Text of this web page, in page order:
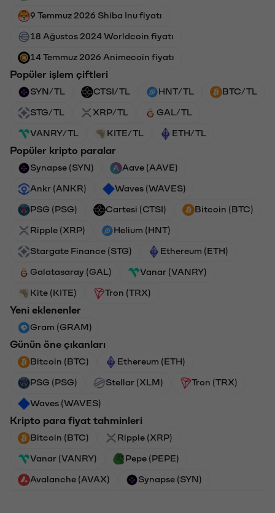
9 Temmuz 2026 Shiba Inu fiyatı
18 Ağustos 2024 Worldcoin fiyatı
14 Temmuz 2026 Animecoin fiyatı
Popüler işlem çiftleri
SYN/TL CTSI/TL HNT/TL BTC/TL
STG/TL XRP/TL GAL/TL
VANRY/TL KITE/TL ETH/TL
Popüler kripto paralar
Synapse (SYN) Aave (AAVE)
Ankr (ANKR) Waves (WAVES)
PSG (PSG) Cartesi (CTSI) Bitcoin (BTC)
Ripple (XRP) Helium (HNT)
Stargate Finance (STG) Ethereum (ETH)
Galatasaray (GAL) Vanar (VANRY)
Kite (KITE) Tron (TRX)
Yeni eklenenler
Gram (GRAM)
Günün öne çıkanları
Bitcoin (BTC) Ethereum (ETH)
PSG (PSG) Stellar (XLM) Tron (TRX)
Waves (WAVES)
Kripto para fiyat tahminleri
Bitcoin (BTC) Ripple (XRP)
Vanar (VANRY) Pepe (PEPE)
Avalanche (AVAX) Synapse (SYN)